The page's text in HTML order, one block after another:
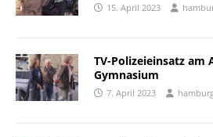
15. April 2023
TV-Polizeieinsatz am
Gymnasium
7. April 2023